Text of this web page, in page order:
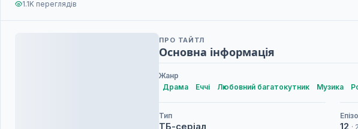
1.1K переглядів
ПРО ТАЙТЛ
Основна інформація
Жанр
Драма
Еччі Любовний багатокутник Музика
Тип
ТБ-серіал 12 ·